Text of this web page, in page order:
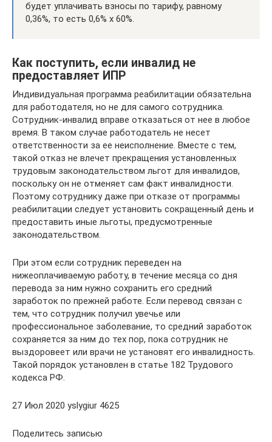
будет уплачивать взносы по тарифу, равному
0,36%, то есть 0,6% х 60%.
Как поступить, если инвалид не
предоставляет ИПР
Индивидуальная программа реабилитации обязательна
для работодателя, но не для самого сотрудника.
Сотрудник-инвалид вправе отказаться от нее в любое
время. В таком случае работодатель не несет
ответственности за ее неисполнение. Вместе с тем,
такой отказ не влечет прекращения установленных
трудовым законодательством льгот для инвалидов,
поскольку он не отменяет сам факт инвалидности.
Поэтому сотруднику даже при отказе от программы
реабилитации следует установить сокращенный день и
предоставить иные льготы, предусмотренные
законодательством.
При этом если сотрудник переведен на
нижеоплачиваемую работу, в течение месяца со дня
перевода за ним нужно сохранить его средний
заработок по прежней работе. Если перевод связан с
тем, что сотрудник получил увечье или
профессиональное заболевание, то средний заработок
сохраняется за ним до тех пор, пока сотрудник не
выздоровеет или врачи не установят его инвалидность.
Такой порядок установлен в статье 182 Трудового
кодекса РФ.
27 Июл 2020 yslygiur 4625
Поделитесь записью